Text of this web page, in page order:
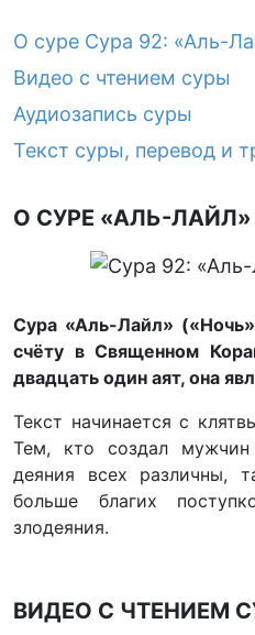
О суре Сура 92: «Аль-
Видео с чтением суры
Аудиозапись суры
Текст суры, перевод и
О СУРЕ «АЛЬ-ЛАЙЛ»
Сура «Аль-Лайл»
счёту в Священном
двадцать один аят, она
Текст начинается с
Тем, кто создал
деяния всех различны,
больше благих
злодеяния.
ВИДЕО С ЧТЕНИЕМ